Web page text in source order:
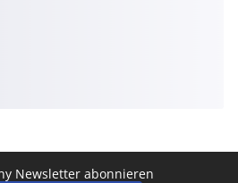
Newsletter abonnieren